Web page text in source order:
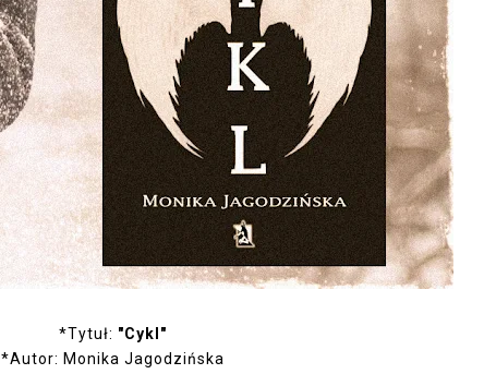
*Tytuł: "Cykl"
*Autor: Monika Jagodzińska